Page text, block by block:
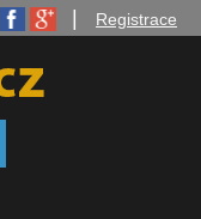
Registrace